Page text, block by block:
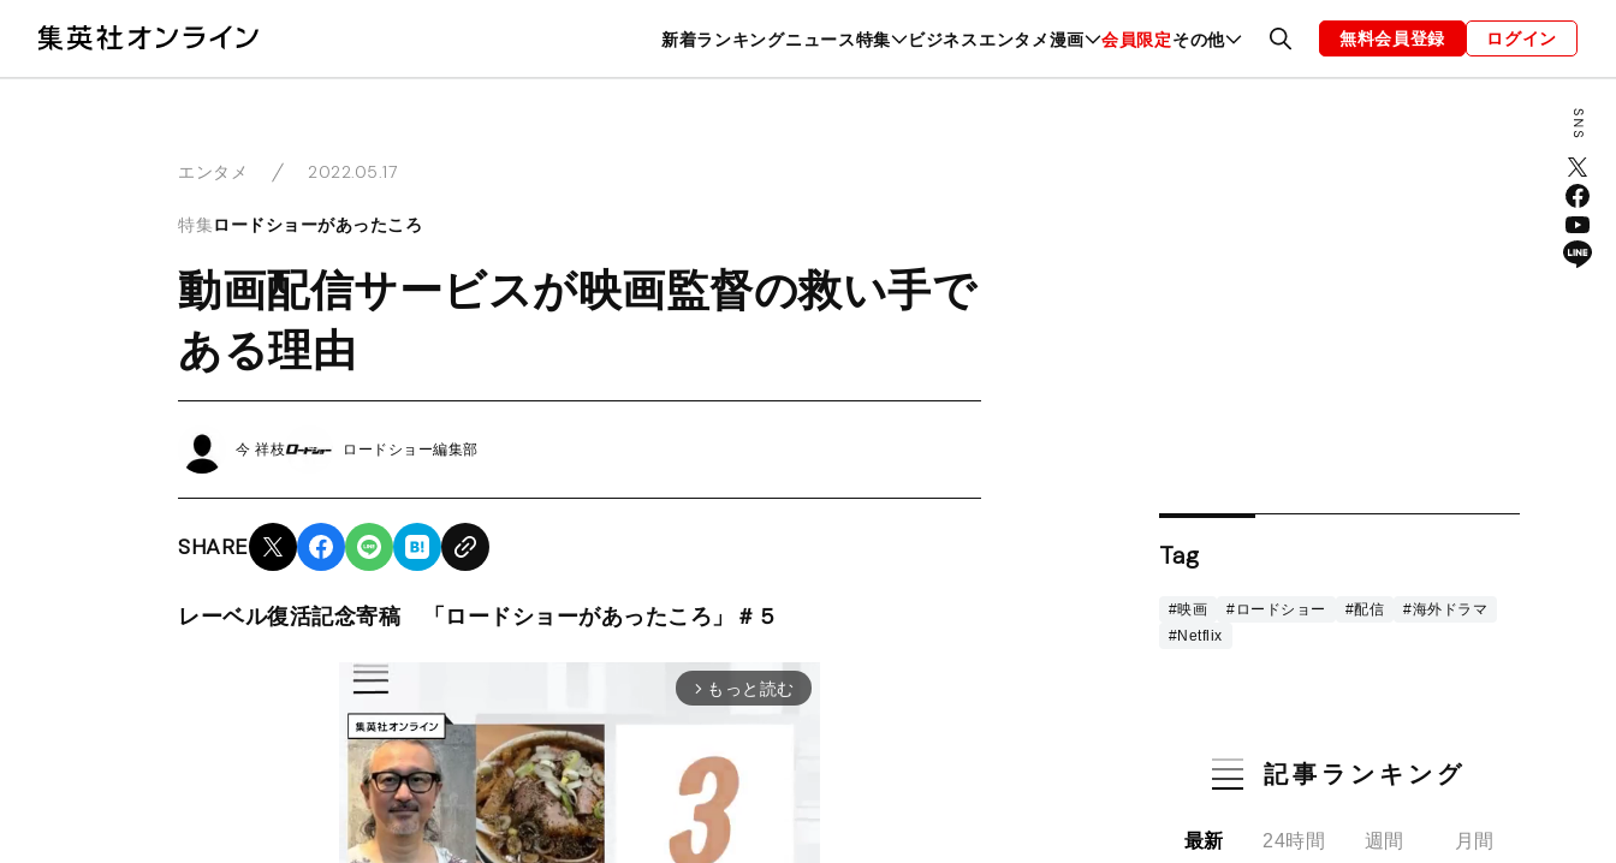
新着ランキングニュース特集 ビジネスエンタメ漫画 会員限定その他
暮らし スポーツ ヘルスケア 美容 グルメ ファッション 恋愛・結婚 編集部 お知らせ
無料会員登録 ログイン
エンタメ 2022.05.17
特集ロードショーがあったころ
動画配信サービスが映画監督の救い手で
ある理由
今 祥枝 ロードショー編集部
SHARE
レーベル復活記念寄稿 「ロードショーがあったころ」＃５
arrow_forward_ios もっと読む
Tag
#映画 #ロードショー #配信
#海外ドラマ
#Netflix
記事ランキング
最新 24時間 週間 月間